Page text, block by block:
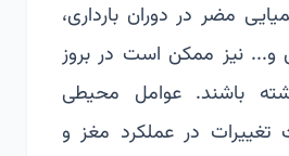
مضر در دوران بارداری،
و... نیز ممکن است در بروز
باشند. عوامل محیطی
در عملکرد مغز و